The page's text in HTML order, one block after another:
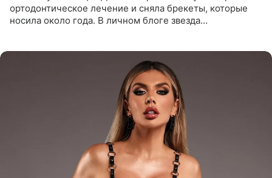
ортодонтическое лечение и сняла брекеты, которые
носила около года. В личном блоге звезда